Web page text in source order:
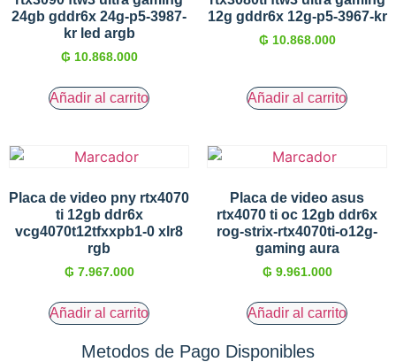
24gb gddr6x 24g-p5-3987-
kr led argb
₲ 10.868.000
Añadir al carrito
12g gddr6x 12g-p5-3967-kr
₲ 10.868.000
Añadir al carrito
Placa de video pny rtx4070
ti 12gb ddr6x
vcg4070t12tfxxpb1-0 xlr8
rgb
₲ 7.967.000
Añadir al carrito
Placa de video asus
rtx4070 ti oc 12gb ddr6x
rog-strix-rtx4070ti-o12g-
gaming aura
₲ 9.961.000
Añadir al carrito
Metodos de Pago Disponibles